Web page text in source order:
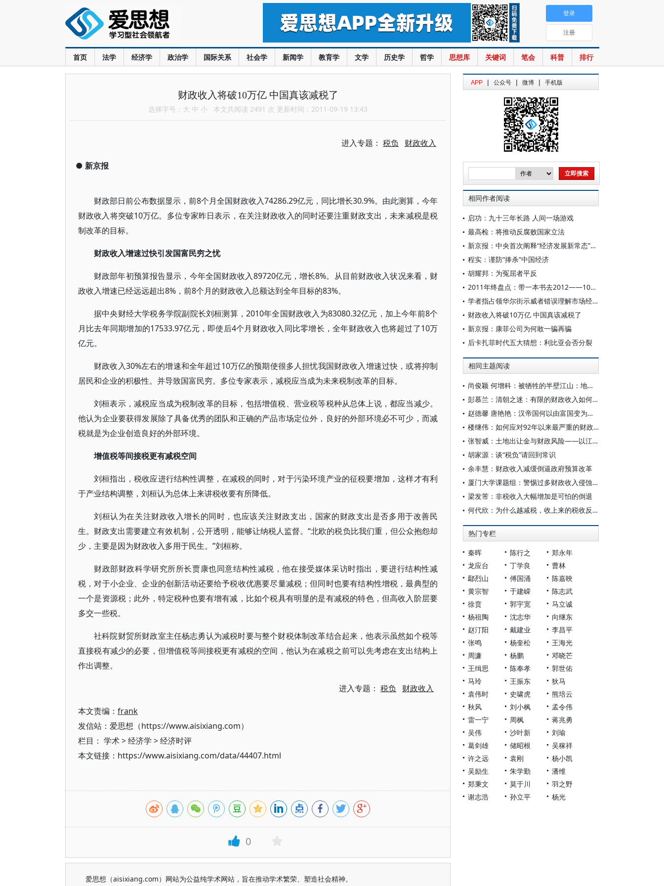
首页 法学 经济学 政治学 国际关系 社会学 新闻学 教育学 文学 历史学 哲学 思想库 关键词 笔会 科普 排行
登录
注册
财政收入将破10万亿 中国真该减税了
选择字号： 大 中 小 本文共阅读 2491 次 更新时间：2011-09-19 13:43
进入专题： 税负 财政收入
● 新京报
财政部日前公布数据显示，前8个月全国财政收入74286.29亿元，同比增长30.9%。由此测算，今年
财政收入将突破10万亿。多位专家昨日表示，在关注财政收入的同时还要注重财政支出，未来减税是税
制改革的目标。
财政收入增速过快引发国富民穷之忧
财政部年初预算报告显示，今年全国财政收入89720亿元，增长8%。从目前财政收入状况来看，财
政收入增速已经远远超出8%，前8个月的财政收入总额达到全年目标的83%。
据中央财经大学税务学院副院长刘桓测算，2010年全国财政收入为83080.32亿元，加上今年前8个
月比去年同期增加的17533.97亿元，即使后4个月财政收入同比零增长，全年财政收入也将超过了10万
亿元。
财政收入30%左右的增速和全年超过10万亿的预期使很多人担忧我国财政收入增速过快，或将抑制
居民和企业的积极性。并导致国富民穷。多位专家表示，减税应当成为未来税制改革的目标。
刘桓表示，减税应当成为税制改革的目标，包括增值税、营业税等税种从总体上说，都应当减少。
他认为企业要获得发展除了具备优秀的团队和正确的产品市场定位外，良好的外部环境必不可少，而减
税就是为企业创造良好的外部环境。
增值税等间接税更有减税空间
刘桓指出，税收应进行结构性调整，在减税的同时，对于污染环境产业的征税要增加，这样才有利
于产业结构调整，刘桓认为总体上来讲税收要有所降低。
刘桓认为在关注财政收入增长的同时，也应该关注财政支出，国家的财政支出是否多用于改善民
生。财政支出需要建立有效机制，公开透明，能够让纳税人监督。“北欧的税负比我们重，但公众抱怨却
少，主要是因为财政收入多用于民生。”刘桓称。
财政部财政科学研究所所长贾康也同意结构性减税，他在接受媒体采访时指出，要进行结构性减
税，对于小企业、企业的创新活动还要给予税收优惠要尽量减税；但同时也要有结构性增税，最典型的
一个是资源税；此外，特定税种也要有增有减，比如个税具有明显的是有减税的特色，但高收入阶层要
多交一些税。
社科院财贸所财政室主任杨志勇认为减税时要与整个财税体制改革结合起来，他表示虽然如个税等
直接税有减少的必要，但增值税等间接税更有减税的空间，他认为在减税之前可以先考虑在支出结构上
作出调整。
进入专题： 税负 财政收入
本文责编： frank
发信站：爱思想（https://www.aisixiang.com）
栏目： 学术>经济学 >经济时评
本文链接：https://www.aisixiang.com/data/44407.html
0
爱思想（aisixiang.com）网站为公益纯学术网站，旨在推动学术繁荣、塑造社会精神。
APP | 公众号 | 微博 | 手机版
相同作者阅读
启功：九十三年长路 人间一场游戏
最高检：将推动反腐败国家立法
新京报：中央首次阐释“经济发展新常态”九大特征
程实：谨防“捧杀”中国经济
胡耀邦：为冤屈者平反
2011年终盘点：带一本书去2012——100人的阅读视界
学者指占领华尔街示威者错误理解市场经济
财政收入将破10万亿 中国真该减税了
新京报：康菲公司为何敢一骗再骗
后卡扎菲时代五大猜想：利比亚会否分裂
相同主题阅读
尚俊颖 何增科：被牺牲的半壁江山：地域不平等如何引发明末起义?
彭慕兰：清朝之迷：有限的财政收入如何维持长期统治？
赵德馨 唐艳艳：汉帝国何以由富国变为强国
楼继伟：如何应对92年以来最严重的财政收入下滑
张智威：土地出让金与财政风险——以江苏为样本
胡家源：谈“税负”请回到常识
余丰慧：财政收入减缓倒逼政府预算改革
厦门大学课题组：警惕过多财政收入侵蚀市场机制
梁发芾：非税收入大幅增加是可怕的倒退
何代欣：为什么越减税，收上来的税收反而越多
热门专栏
秦晖 陈行之
郑永年
龙应台
丁学良
曹林
鄢烈山
傅国涌
陈嘉映
黄宗智
于建嵘
陈志武
徐贲
郭宇宽
马立诚
杨祖陶
沈志华
向继东
赵汀阳
戴建业
李昌平
张鸣
杨奎松
王海光
周濂
杨鹏
邓晓芒
王缉思
陈奉孝
郭世佑
马玲
王振东
狄马
袁伟时
史啸虎
熊培云
秋风
刘小枫
孟令伟
雷一宁
周枫
蒋兆勇
吴伟
沙叶新
刘瑜
葛剑雄
储昭根
吴稼祥
许之远
袁刚
杨小凯
吴励生
朱学勤
潘维
郑秉文
莫于川
羽之野
谢志浩
孙立平 杨光